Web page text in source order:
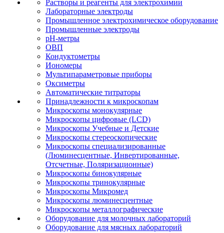
Растворы и реагенты для электрохимии
Лабораторные электроды
Промышленное электрохимическое оборудование
Промышленные электроды
pH-метры
ОВП
Кондуктометры
Иономеры
Мультипараметровые приборы
Оксиметры
Автоматические титраторы
Принадлежности к микроскопам
Микроскопы монокулярные
Микроскопы цифровые (LCD)
Микроскопы Учебные и Детские
Микроскопы стереоскопические
Микроскопы специализированные
(Люминесцентные, Инвертированные,
Отсчетные, Поляризационные)
Микроскопы бинокулярные
Микроскопы тринокулярные
Микроскопы Микромед
Микроскопы люминесцентные
Микроскопы металлографические
Оборудование для молочных лабораторий
Оборудование для мясных лабораторий